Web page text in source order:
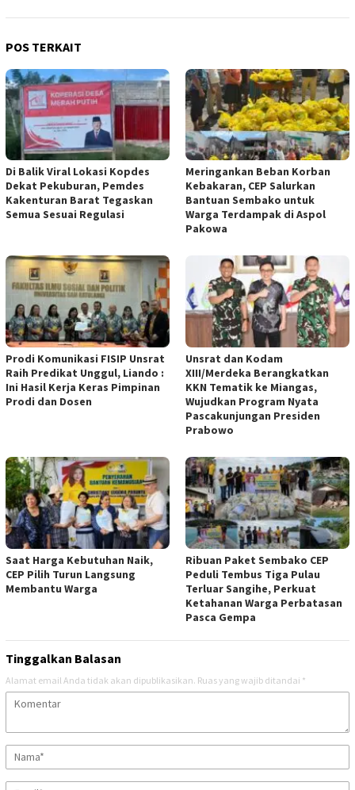
POS TERKAIT
Di Balik Viral Lokasi Kopdes
Dekat Pekuburan, Pemdes
Kakenturan Barat Tegaskan
Semua Sesuai Regulasi
Meringankan Beban Korban
Kebakaran, CEP Salurkan
Bantuan Sembako untuk
Warga Terdampak di Aspol
Pakowa
Prodi Komunikasi FISIP Unsrat
Raih Predikat Unggul, Liando :
Ini Hasil Kerja Keras Pimpinan
Prodi dan Dosen
Unsrat dan Kodam
XIII/Merdeka Berangkatkan
KKN Tematik ke Miangas,
Wujudkan Program Nyata
Pascakunjungan Presiden
Prabowo
Saat Harga Kebutuhan Naik,
CEP Pilih Turun Langsung
Membantu Warga
Ribuan Paket Sembako CEP
Peduli Tembus Tiga Pulau
Terluar Sangihe, Perkuat
Ketahanan Warga Perbatasan
Pasca Gempa
Tinggalkan Balasan
Alamat email Anda tidak akan dipublikasikan. Ruas yang wajib ditandai *